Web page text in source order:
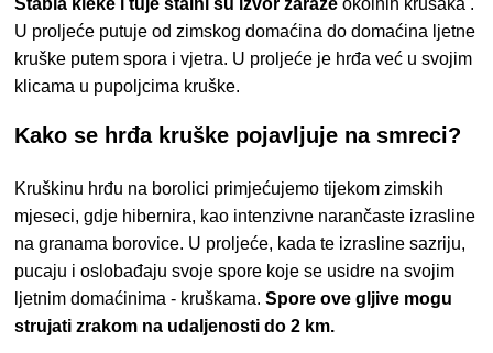
Stabla kleke i tuje stalni su izvor zaraze okolnih krušaka .
U proljeće putuje od zimskog domaćina do domaćina ljetne
kruške putem spora i vjetra. U proljeće je hrđa već u svojim
klicama u pupoljcima kruške.
Kako se hrđa kruške pojavljuje na smreci?
Kruškinu hrđu na borolici primjećujemo tijekom zimskih
mjeseci, gdje hibernira, kao intenzivne narančaste izrasline
na granama borovice. U proljeće, kada te izrasline sazriju,
pucaju i oslobađaju svoje spore koje se usidre na svojim
ljetnim domaćinima - kruškama.Spore ove gljive mogu
strujati zrakom na udaljenosti do 2 km.